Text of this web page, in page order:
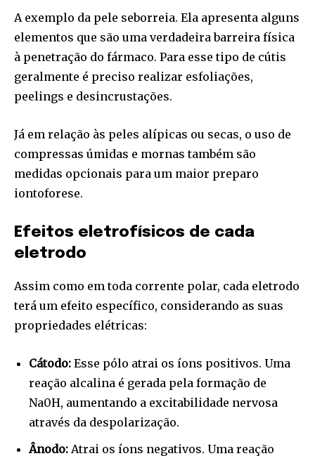
A exemplo da pele seborreia. Ela apresenta alguns
elementos que são uma verdadeira barreira física
à penetração do fármaco. Para esse tipo de cútis
geralmente é preciso realizar esfoliações,
peelings e desincrustações.
Já em relação às peles alípicas ou secas, o uso de
compressas úmidas e mornas também são
medidas opcionais para um maior preparo
iontoforese.
Efeitos eletrofísicos de cada
eletrodo
Assim como em toda corrente polar, cada eletrodo
terá um efeito específico, considerando as suas
propriedades elétricas:
Cátodo: Esse pólo atrai os íons positivos. Uma
reação alcalina é gerada pela formação de
Na0H, aumentando a excitabilidade nervosa
através da despolarização.
Ânodo: Atrai os íons negativos. Uma reação